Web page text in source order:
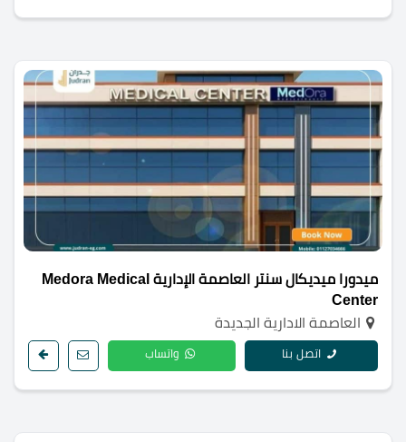
ميدورا ميديكال سنتر العاصمة الإدارية Medora Medical
Center
العاصمة الادارية الجديدة
اتصل بنا واتساب